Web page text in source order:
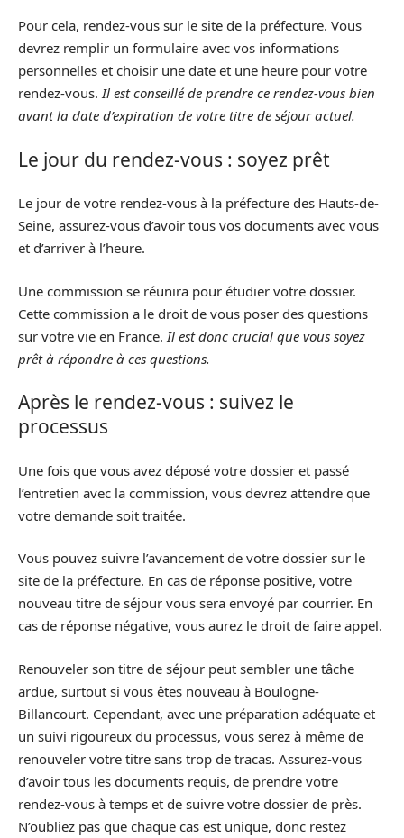
Pour cela, rendez-vous sur le site de la préfecture. Vous
devrez remplir un formulaire avec vos informations
personnelles et choisir une date et une heure pour votre
rendez-vous.Il est conseillé de prendre ce rendez-vous bien
avant la date d’expiration de votre titre de séjour actuel.
Le jour du rendez-vous : soyez prêt
Le jour de votre rendez-vous à la préfecture des Hauts-de-
Seine, assurez-vous d’avoir tous vos documents avec vous
et d’arriver à l’heure.
Une commission se réunira pour étudier votre dossier.
Cette commission a le droit de vous poser des questions
sur votre vie en France. Il est donc crucial que vous soyez
prêt à répondre à ces questions.
Après le rendez-vous : suivez le
processus
Une fois que vous avez déposé votre dossier et passé
l’entretien avec la commission, vous devrez attendre que
votre demande soit traitée.
Vous pouvez suivre l’avancement de votre dossier sur le
site de la préfecture. En cas de réponse positive, votre
nouveau titre de séjour vous sera envoyé par courrier. En
cas de réponse négative, vous aurez le droit de faire appel.
Renouveler son titre de séjour peut sembler une tâche
ardue, surtout si vous êtes nouveau à Boulogne-
Billancourt. Cependant, avec une préparation adéquate et
un suivi rigoureux du processus, vous serez à même de
renouveler votre titre sans trop de tracas. Assurez-vous
d’avoir tous les documents requis, de prendre votre
rendez-vous à temps et de suivre votre dossier de près.
N’oubliez pas que chaque cas est unique, donc restez